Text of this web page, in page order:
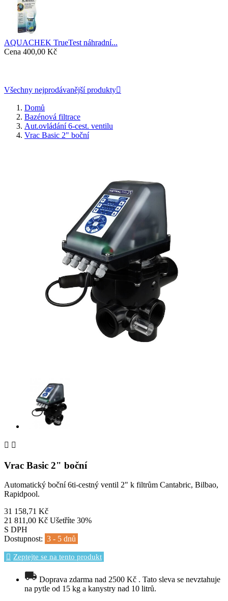
AQUACHEK TrueTest náhradní...
Cena 400,00 Kč
Všechny nejprodávanější produkty
Domů
Bazénová filtrace
Aut.ovládání 6-cest. ventilu
Vrac Basic 2" boční
 
Vrac Basic 2" boční
Automatický boční 6ti-cestný ventil 2" k filtrům Cantabric, Bilbao,
Rapidpool.
31 158,71 Kč
21 811,00 Kč Ušetříte 30%
S DPH
Dostupnost: 3 - 5 dnů
Zeptejte se na tento produkt
Doprava zdarma nad 2500 Kč . Tato sleva se nevztahuje
na pytle od 15 kg a kanystry nad 10 litrů.